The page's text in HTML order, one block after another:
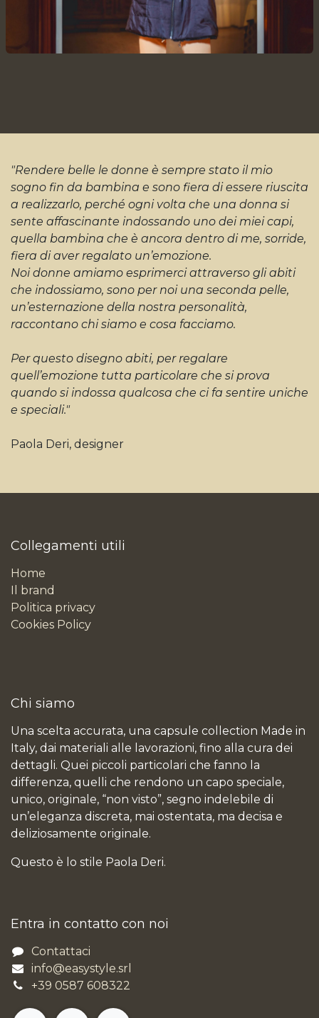
"Rendere belle le donne è sempre stato il mio
sogno fin da bambina e sono fiera di essere riuscita
a realizzarlo, perché ogni volta che una donna si
sente affascinante indossando uno dei miei capi,
quella bambina che è ancora dentro di me, sorride,
fiera di aver regalato un’emozione.
Noi donne amiamo esprimerci attraverso gli abiti
che indossiamo, sono per noi una seconda pelle,
un’esternazione della nostra personalità,
raccontano chi siamo e cosa facciamo.
Per questo disegno abiti, per regalare
quell’emozione tutta particolare che si prova
quando si indossa qualcosa che ci fa sentire uniche
e speciali."
Paola Deri, designer
Collegamenti utili
Home
Il brand
Politica privacy
Cookies Policy
Chi siamo
Una scelta accurata, una capsule collection Made in
Italy, dai materiali alle lavorazioni, fino alla cura dei
dettagli. Quei piccoli particolari che fanno la
differenza, quelli che rendono un capo speciale,
unico, originale, “non visto”, segno indelebile di
un’eleganza discreta, mai ostentata, ma decisa e
deliziosamente originale.
Questo è lo stile Paola Deri.
Entra in contatto con noi
Contattaci
info@easystyle.srl
+39 0587 608322